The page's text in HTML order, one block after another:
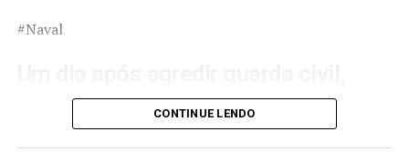
Cl MeloApoio
cl Souza3
cl Amanda pelegrini
#Naval
delegado de SP tem licença médica
prorrogada retroativamente
CONTINUE LENDO